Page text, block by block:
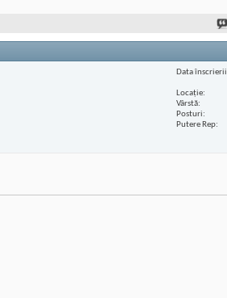
Data înscrierii
Locaţie
Vârstă
Posturi
Putere Rep